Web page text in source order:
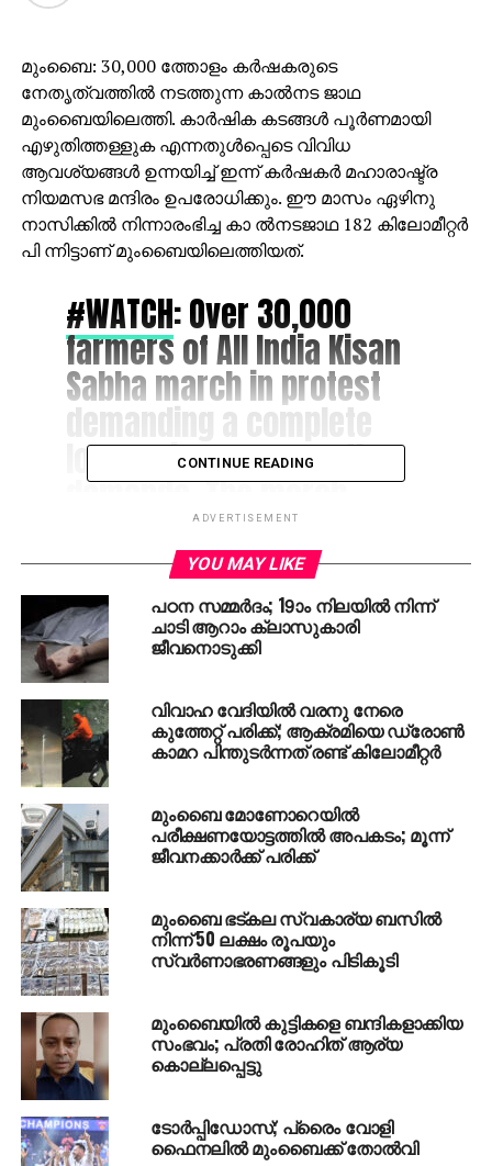
മുംബൈ: 30,000 ത്തോളം കര്‍ഷകരുടെ
നേതൃത്വത്തില്‍ നടത്തുന്ന കാല്‍നട ജാഥ
മുംബൈയിലെത്തി. കാര്‍ഷിക കടങ്ങള്‍ പൂര്‍ണമായി
എഴുതിത്തള്ളുക എന്നതുള്‍പ്പെടെ വിവിധ
ആവശ്യങ്ങള്‍ ഉന്നയിച്ച് ഇന്ന് കര്‍ഷകര്‍ മഹാരാഷ്ട്ര
നിയമസഭ മന്ദിരം ഉപരോധിക്കും. ഈ മാസം ഏഴിനു
നാസിക്കില്‍ നിന്നാരംഭിച്ച കാ ല്‍നടജാഥ 182 കിലോമീറ്റര്‍
പി ന്നിട്ടാണ് മുംബൈയിലെത്തിയത്.
#WATCH: Over 30,000
farmers of All India Kisan
Sabha march in protest
demanding a complete
loan waiver among other
demands. The march
started from Nashik and
reached Mumbai today.
#Maharashtra
pic.twitter.com/dKinWWnmhf
— ANI (@ANI)March 11,
2018
#Maharashtra: All India
Kisan Sabha’s protest
march reached Mumbai.
Over 30,000 farmers held
the march from Nashik to
Mumbai demanding a
complete loan waiver
among other demands.
pic.twitter.com/6UVj9WUxrZ
CONTINUE READING
ADVERTISEMENT
YOU MAY LIKE
പഠന സമ്മര്‍ദം; 19ാം നിലയില്‍ നിന്ന്
ചാടി ആറാം ക്ലാസുകാരി
ജീവനൊടുക്കി
വിവാഹ വേദിയില്‍ വരനു നേരെ
കുത്തേറ്റ് പരിക്ക്; ആക്രമിയെ ഡ്രോണ്‍
കാമറ പിന്തുടര്‍ന്നത് രണ്ട് കിലോമീറ്റര്‍
മുംബൈ മോണോറെയില്‍
പരീക്ഷണയോട്ടത്തില്‍ അപകടം; മൂന്ന്
ജീവനക്കാര്‍ക്ക് പരിക്ക്
മുംബൈ ഭട്കല സ്വകാര്യ ബസില്‍
നിന്ന് 50 ലക്ഷം രൂപയും
സ്വര്‍ണാഭരണങ്ങളും പിടികൂടി
മുംബൈയില്‍ കുട്ടികളെ ബന്ദികളാക്കിയ
സംഭവം; പ്രതി രോഹിത് ആര്യ
കൊല്ലപ്പെട്ടു
ടോര്‍പ്പിഡോസ്; പ്രൈം വോളി
ഫൈനലില്‍ മുംബൈക്ക് തോല്‍വി